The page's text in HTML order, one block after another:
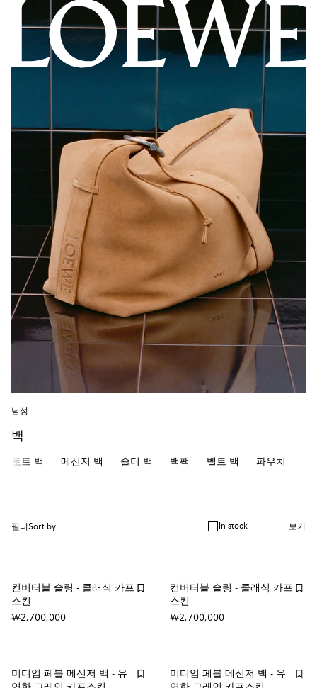
남성
백
토트 백 메신저 백 숄더 백 백팩 벨트 백 파우치
필터Sort by In stock 보기
컨버터블 슬링 - 클래식 카프
스킨
₩2,700,000
컨버터블 슬링 - 클래식 카프
스킨
₩2,700,000
미디엄 페블 메신저 백 - 유
미디엄 페블 메신저 백 - 유